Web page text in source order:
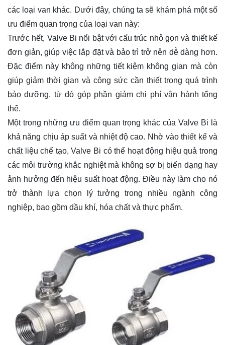
các loại van khác. Dưới đây, chúng ta sẽ khám phá một số
ưu điểm quan trọng của loại van này:
Trước hết, Valve Bi nổi bật với cấu trúc nhỏ gọn và thiết kế
đơn giản, giúp việc lắp đặt và bảo trì trở nên dễ dàng hơn.
Đặc điểm này không những tiết kiệm không gian mà còn
giúp giảm thời gian và công sức cần thiết trong quá trình
bảo dưỡng, từ đó góp phần giảm chi phí vận hành tổng
thể.
Một trong những ưu điểm quan trọng khác của Valve Bi là
khả năng chịu áp suất và nhiệt độ cao. Nhờ vào thiết kế và
chất liệu chế tạo, Valve Bi có thể hoạt động hiệu quả trong
các môi trường khắc nghiệt mà không sợ bị biến dạng hay
ảnh hưởng đến hiệu suất hoạt động. Điều này làm cho nó
trở thành lựa chọn lý tưởng trong nhiều ngành công
nghiệp, bao gồm dầu khí, hóa chất và thực phẩm.